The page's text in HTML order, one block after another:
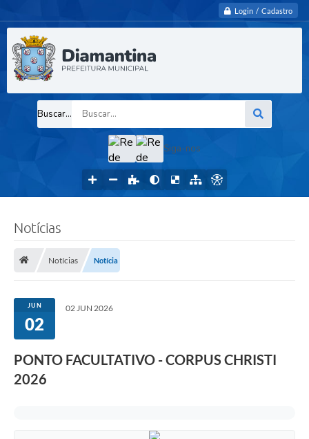
Login / Cadastro
Buscar...
Siga-nos
Notícias
Notícias Notícia
JUN
02
02 JUN 2026
PONTO FACULTATIVO - CORPUS CHRISTI
2026